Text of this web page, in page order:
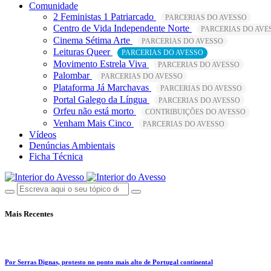
Comunidade
2 Feministas 1 Patriarcado
PARCERIAS DO AVESSO
Centro de Vida Independente Norte PARCERIAS DO
Cinema Sétima Arte PARCERIAS DO AVESSO
Leituras Queer PARCERIAS DO AVESSO
Movimento Estrela Viva PARCERIAS DO AVESSO
Palombar PARCERIAS DO AVESSO
Plataforma Já Marchavas PARCERIAS DO AVESSO
Portal Galego da Língua PARCERIAS DO AVESSO
Orfeu não está morto CONTRIBUIÇÕES DO AVESSO
Venham Mais Cinco PARCERIAS DO AVESSO
Vídeos
Denúncias Ambientais
Ficha Técnica
Mais Recentes
Por Serras Dignas, protesto no ponto mais alto de Portugal continental